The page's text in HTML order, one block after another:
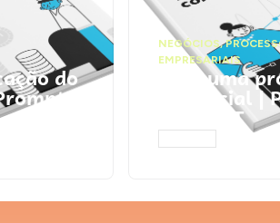
do
NEGÓCIOS,
EMPRESARIAIS
Faça uma
comercial |
ChatGPT